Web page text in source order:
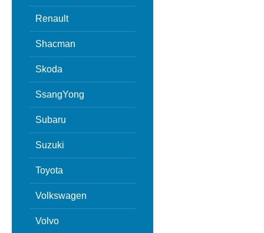
Renault
Shacman
Skoda
SsangYong
Subaru
Suzuki
Toyota
Volkswagen
Volvo